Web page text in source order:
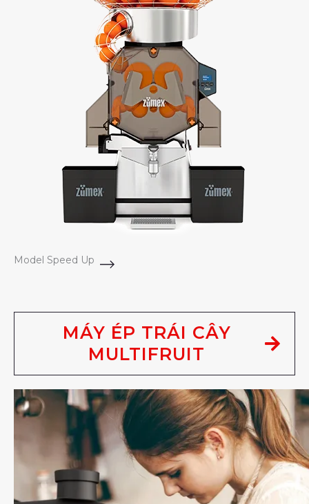
Model Speed Up
MÁY ÉP TRÁI CÂY
MULTIFRUIT